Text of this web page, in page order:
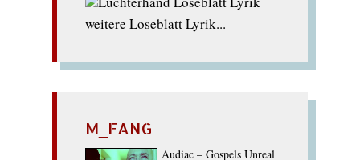
weitere Loseblatt Lyrik...
M_FANG
Audiac – Gospels Unreal